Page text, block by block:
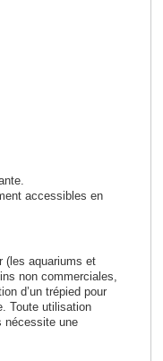
accessibles en
(les aquariums et
non commerciales,
d’un trépied pour
Toute utilisation
nécessite une